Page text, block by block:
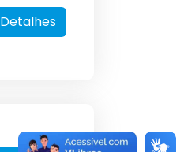
Detalhes